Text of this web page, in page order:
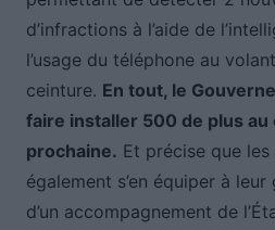
d’infractions à l’aide de
l’usage du téléphone au
ceinture. En tout, le
faire installer 500 de plus au
prochaine. Et précise que
également s’en équiper à
d’un accompagnement de